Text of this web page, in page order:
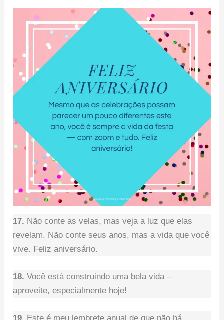
17. Não conte as velas, mas veja a luz que elas
revelam. Não conte seus anos, mas a vida que você
vive. Feliz aniversário.
18. Você está construindo uma bela vida –
aproveite, especialmente hoje!